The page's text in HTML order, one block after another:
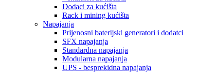
Dodaci za kućišta
Rack i mining kućišta
Napajanja
Prijenosni baterijski generatori i dodatci
SFX napajanja
Standardna napajanja
Modularna napajanja
UPS - besprekidna napajanja